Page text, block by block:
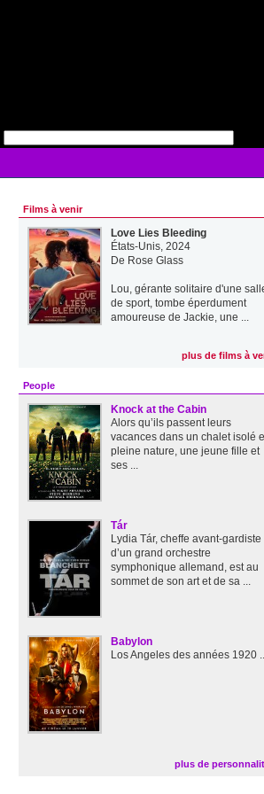
Films à venir
Love Lies Bleeding
États-Unis, 2024
De Rose Glass
Lou, gérante solitaire d'une
de sport, tombe éperdument
amoureuse de Jackie, une ...
plus de films à
People
Knock at the Cabin
Alors qu’ils passent leurs
vacances dans un chalet isolé
pleine nature, une jeune fille et
ses ...
Tár
Lydia Tár, cheffe avant-gardiste
d’un grand orchestre
symphonique allemand, est au
sommet de son art et de sa ...
Babylon
Los Angeles des années 1920
plus de